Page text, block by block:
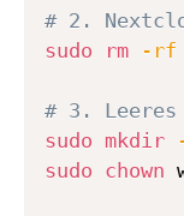
# 2.
sudo
rm -rf
# 3.
sudo mkdir
sudo chown